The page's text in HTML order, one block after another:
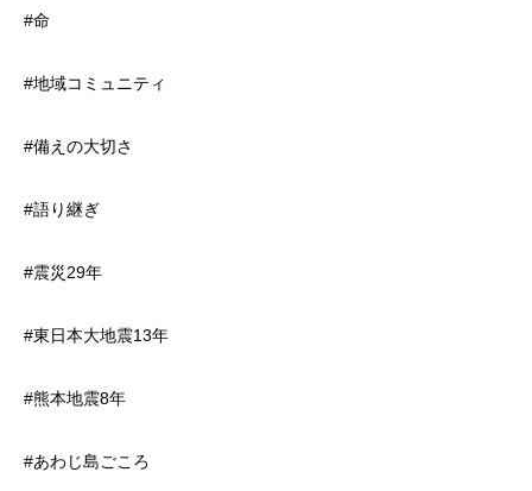
#命
#地域コミュニティ
#備えの大切さ
#語り継ぎ
#震災29年
#東日本大地震13年
#熊本地震8年
#あわじ島ごころ